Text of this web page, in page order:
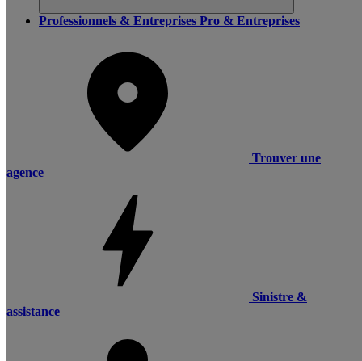
Professionnels & Entreprises Pro & Entreprises
Trouver une
agence
Sinistre &
assistance